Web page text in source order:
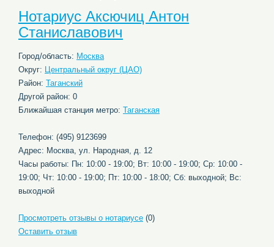
Нотариус Аксючиц Антон
Станиславович
Город/область: Москва
Округ: Центральный округ (ЦАО)
Район: Таганский
Другой район: 0
Ближайшая станция метро: Таганская
Телефон: (495) 9123699
Адрес: Москва, ул. Народная, д. 12
Часы работы: Пн: 10:00 - 19:00; Вт: 10:00 - 19:00; Ср: 10:00 -
19:00; Чт: 10:00 - 19:00; Пт: 10:00 - 18:00; Сб: выходной; Вс:
выходной
Просмотреть отзывы о нотариусе (0)
Оставить отзыв